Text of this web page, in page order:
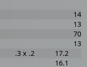
.3 x .2
17.2
16.1